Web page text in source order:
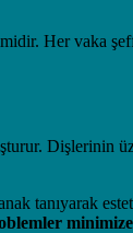
Her vaka
Dişlerinin
tanıyarak